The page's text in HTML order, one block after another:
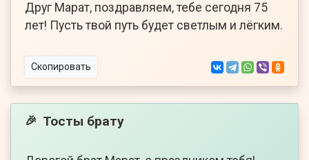
Друг Марат, поздравляем, тебе сегодня 75
лет! Пусть твой путь будет светлым и лёгким.
Скопировать
🎉 Тосты брату